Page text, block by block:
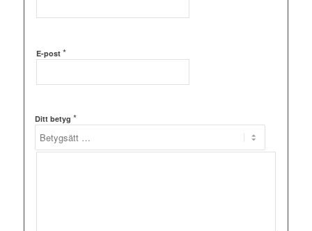
E-post *
Ditt betyg *